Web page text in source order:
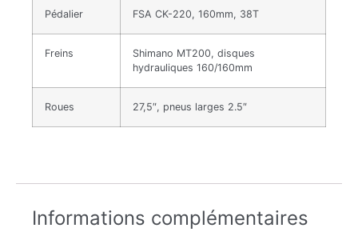
Pédalier FSA CK-220, 160mm, 38T
Freins
Shimano MT200, disques
hydrauliques 160/160mm
Roues 27,5″, pneus larges 2.5″
Informations complémentaires